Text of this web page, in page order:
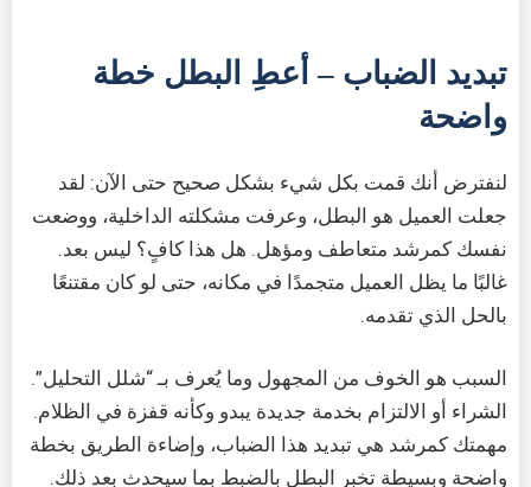
تبديد الضباب – أعطِ البطل خطة
واضحة
لنفترض أنك قمت بكل شيء بشكل صحيح حتى الآن: لقد
جعلت العميل هو البطل، وعرفت مشكلته الداخلية، ووضعت
نفسك كمرشد متعاطف ومؤهل. هل هذا كافٍ؟ ليس بعد.
غالبًا ما يظل العميل متجمدًا في مكانه، حتى لو كان مقتنعًا
بالحل الذي تقدمه.
السبب هو الخوف من المجهول وما يُعرف بـ “شلل التحليل”.
الشراء أو الالتزام بخدمة جديدة يبدو وكأنه قفزة في الظلام.
مهمتك كمرشد هي تبديد هذا الضباب، وإضاءة الطريق بخطة
واضحة وبسيطة تخبر البطل بالضبط بما سيحدث بعد ذلك.